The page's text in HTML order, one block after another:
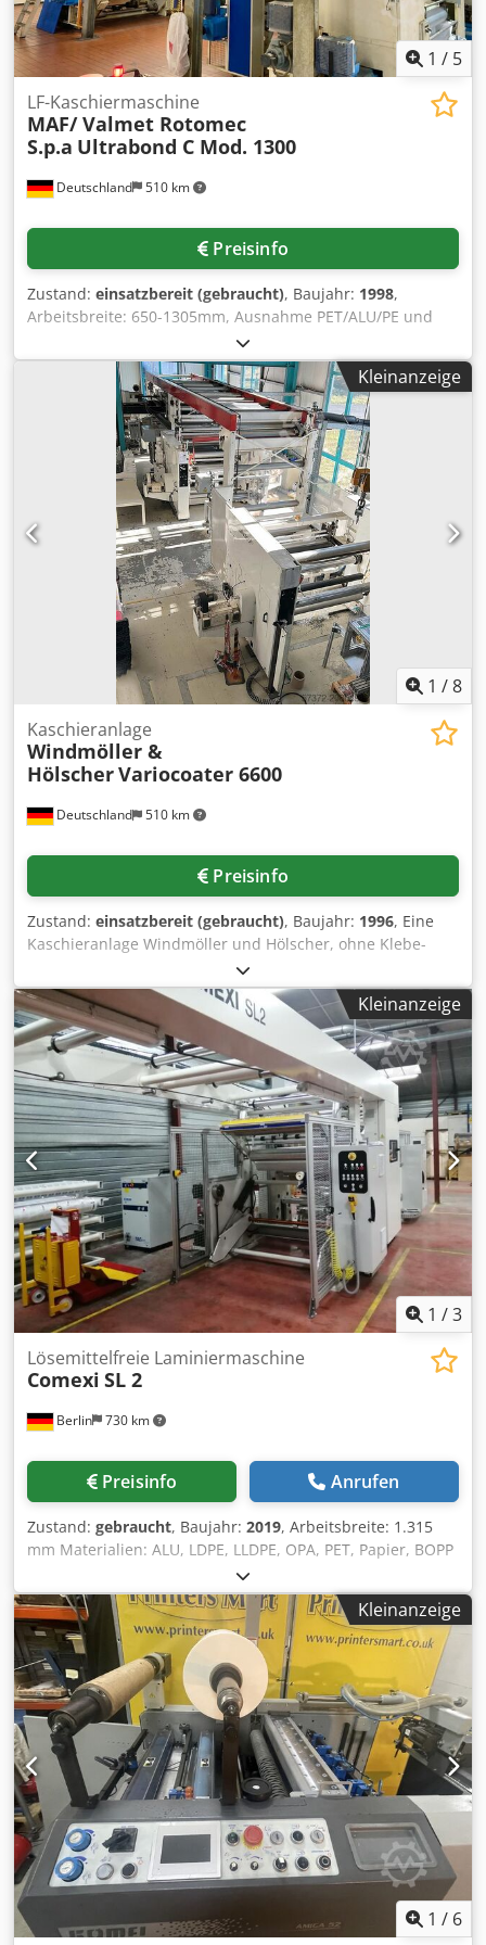
1 / 5
Deutschland 510 km
LF-Kaschiermaschine
MAF/ Valmet Rotomec
S.p.a Ultrabond C Mod. 1300
Preisinfo
Zustand: einsatzbereit (gebraucht), Baujahr: 1998,
Arbeitsbreite: 650-1305mm, Ausnahme PET/ALU/PE und
ALU/PE: max. 1100mm, Produktionsgeschwindigkeit: 120-
220m/min, max. Arbeitsgeschwindigkeit: 300m/min, max.
Primärabwicklung Rollendurchmesser: 1000mm,
Hülseninnendurchmesser Papphülse: 76/152mm,
Stahlhülse: 150mm, Kleberauftrag 2K für Film/Film: ca. 1,5-
2,5g/m², 1K für Papier/Film: ca. 2,5-4g/m², max.
Sekundärabwicklung Rollendurchmesser: 1000mm,
Hülseninnendurchmesser Papphülse: 76/152mm,
Stahlhülse: 150mm, max. Aufwicklung Rollendurchmesser:
1200mm, Hülseninnendurchmesser Papphülse: 152mm,
Stahlhülse: 150mm, zu verarbeitende Materialien, min.
Polyesterfolie: 10µm, min. Aluminiumfolie: 6,6µm, min. PE
Folie Primärabwickler: 40µm, min. PE Folie
Sekundärabwickler: 30µm, max. Papier: 150g/m², Länge:
8625mm, vollständige Dokumentation vorhanden. Eine
Besichtigung vor Ort ist möglich. Djdpfx Asy Uydfebteck
Kleinanzeige
1 /8
Deutschland 510 km
Kaschieranlage
Windmöller &
HölscherVariocoater 6600
Preisinfo
Zustand: einsatzbereit (gebraucht), Baujahr: 1996, Eine
Kaschieranlage Windmöller und Hölscher, ohne Klebe-
und Auftragswerk, steht zur Verfügung. Bahnbreite:
1420mm, Beschichtungsbreite: 1400mm, max.
Rollendurchmesser: 1000mm, max. Rollengewicht: 1300kg,
Kerninnen- und Außendurchmesser: 76mm/95mm, max.
mechanische Geschwindigkeit: 460m/min, min.
Materialstärke: 15mm, max. Materialstärke: 250µm,
Gesamtanlagendimensionen X/Y: 19500mm/2500mm. Die
Anlage wurde als ein Umroller verwendet. Dokumentation
vorhanden. Eine Besichtigung vor Ort ist möglich. Dcjdpfx
Aox I Rprebtek
Kleinanzeige
1 /3
Berlin 730 km
Lösemittelfreie Laminiermaschine
Comexi SL 2
Preisinfo Anrufen
Zustand: gebraucht, Baujahr: 2019, Arbeitsbreite: 1.315
mm Materialien: ALU, LDPE, LLDPE, OPA, PET, Papier, BOPP
Abwickler-Durchmesser: 1.000 mm Aufwickler-
Durchmesser: 1.500 mm Mechanische Geschwindigkeit:
500 m/min Primär-Abwickler Max. Rollendurchmesser:
1.000 mm | Hülsendurchmesser: 76 / 152 mm | Max.
Gewicht: 1.000 kg Bahnbreite: 1.330 mm | Max.
Kaschierbreite: 1.315 mm | Min. Bahnbreite: 500 mm
Sekundär-Abwickler Max. Rollendurchmesser: 1.500 mm |
Hülsendurchmesser: 76 / 152 mm | Max. Gewicht: 2.000 kg
Bahnbreite: 1.330 mm | Max. Kaschierbreite: 1.315 mm |
Min. Bahnbreite: 500 mm Hydraulische Beladung, BST OPG
Bahnlaufregelung, Lichtschranken zur
Bahnkantensteuerung Aufwickler Max.
Rollendurchmesser: 1.500 mm | Hülsendurchmesser: 76 /
152 mm | Max. Gewicht: 2.000 kg Bahnbreite: 1.330 mm |
Max. Kaschierbreite: 1.315 mm Arbeitsbreite: 1.315 mm
Materialien: ALU, LDPE, LLDPE, OPA, PET, Papier, BOPP
Abwickler-Durchmesser: 1.000 mm Dcedpfxjyiu I To Abtsk
Kleinanzeige
1 / 6